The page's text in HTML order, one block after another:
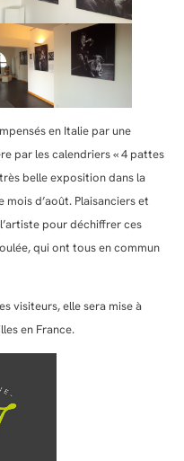
en Italie par une
par les calendriers « 4 pattes
belle exposition dans la
d’août. Plaisanciers et
pour déchiffrer ces
qui ont tous en commun
visiteurs, elle sera mise à
en France.